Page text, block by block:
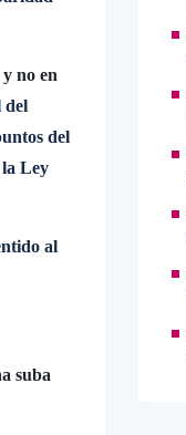
no en
del
del
Ley
al
suba